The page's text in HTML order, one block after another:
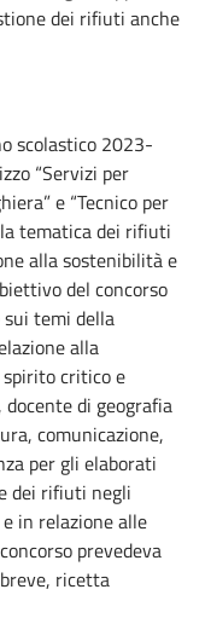
dei rifiuti anche
scolastico 2023-
“Servizi per
e “Tecnico per
tematica dei rifiuti
alla sostenibilità e
del concorso
temi della
alla
critico e
, docente di geografia
comunicazione,
per gli elaborati
dei rifiuti negli
in relazione alle
prevedeva
ricetta